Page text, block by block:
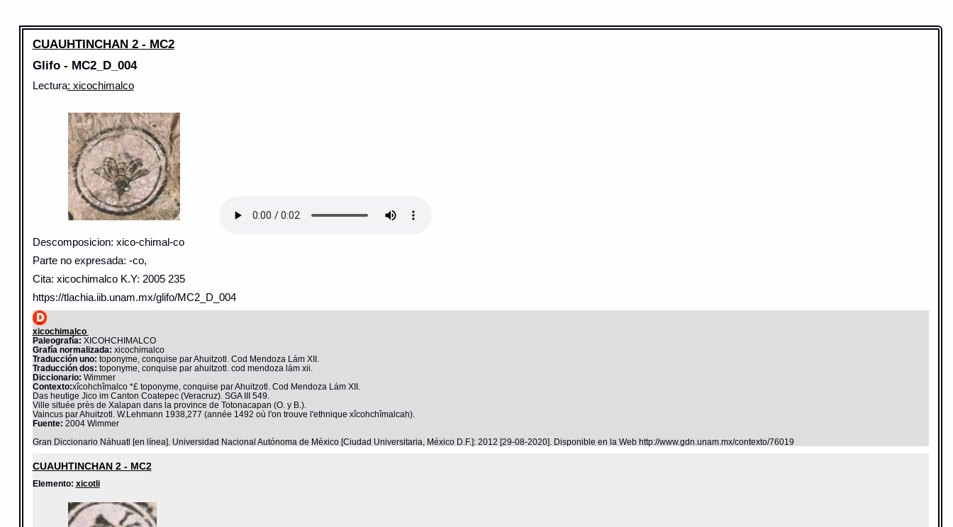
CUAUHTINCHAN 2 - MC2
Glifo - MC2_D_004
Lectura: xicochimalco
Descomposicion: xico-chimal-co
Parte no expresada: -co,
Cita: xicochimalco K.Y: 2005 235
https://tlachia.iib.unam.mx/glifo/MC2_D_004
xicochimalco
Paleografía: XICOHCHIMALCO
Grafía normalizada: xicochimalco
Traducción uno: toponyme, conquise par Ahuitzotl. Cod Mendoza Lám XII.
Traducción dos: toponyme, conquise par ahuitzotl. cod mendoza lám xii.
Diccionario: Wimmer
Contexto:xîcohchîmalco *£ toponyme, conquise par Ahuitzotl. Cod Mendoza Lám XII.
Das heutige Jico im Canton Coatepec (Veracruz). SGA III 549.
Ville située près de Xalapan dans la province de Totonacapan (O. y B.).
Vaincus par Ahuitzotl. W.Lehmann 1938,277 (année 1492 où l'on trouve l'ethnique xîcohchîmalcah).
Fuente: 2004 Wimmer
Gran Diccionario Náhuatl [en línea]. Universidad Nacional Autónoma de México [Ciudad Universitaria, México D.F.]: 2012 [29-08-2020]. Disponible en la Web http://www.gdn.unam.mx/contexto/76019
CUAUHTINCHAN 2 - MC2
Elemento: xicotli